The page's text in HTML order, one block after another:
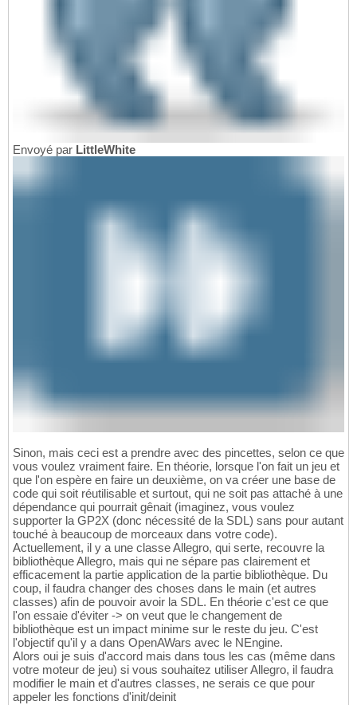
Envoyé par LittleWhite
Sinon, mais ceci est a prendre avec des pincettes, selon ce que
vous voulez vraiment faire. En théorie, lorsque l'on fait un jeu et
que l'on espère en faire un deuxième, on va créer une base de
code qui soit réutilisable et surtout, qui ne soit pas attaché à une
dépendance qui pourrait gênait (imaginez, vous voulez
supporter la GP2X (donc nécessité de la SDL) sans pour autant
touché à beaucoup de morceaux dans votre code).
Actuellement, il y a une classe Allegro, qui serte, recouvre la
bibliothèque Allegro, mais qui ne sépare pas clairement et
efficacement la partie application de la partie bibliothèque. Du
coup, il faudra changer des choses dans le main (et autres
classes) afin de pouvoir avoir la SDL. En théorie c'est ce que
l'on essaie d'éviter -> on veut que le changement de
bibliothèque est un impact minime sur le reste du jeu. C'est
l'objectif qu'il y a dans OpenAWars avec le NEngine.
Alors oui je suis d'accord mais dans tous les cas (même dans
votre moteur de jeu) si vous souhaitez utiliser Allegro, il faudra
modifier le main et d'autres classes, ne serais ce que pour
appeler les fonctions d'init/deinit